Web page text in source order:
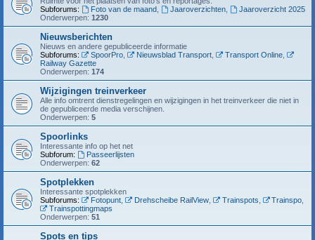
Subforums:
Foto van de maand, Jaaroverzichten,
Jaaroverzicht 2025
Onderwerpen: 1230
Nieuwsberichten
Nieuws en andere gepubliceerde informatie
Subforums:
SpoorPro, Nieuwsblad Transport, Transport Online,
Railway Gazette
Onderwerpen: 174
Wijzigingen treinverkeer
Alle info omtrent dienstregelingen en wijzigingen in het treinverkeer die niet in
de gepubliceerde media verschijnen.
Onderwerpen: 5
Spoorlinks
Interessante info op het net
Subforum:
Passeerlijsten
Onderwerpen: 62
Spotplekken
Interessante spotplekken
Subforums:
Fotopunt, Drehscheibe RailView, Trainspots Trainspo
Trainspottingmaps
Onderwerpen: 51
Spots en tips